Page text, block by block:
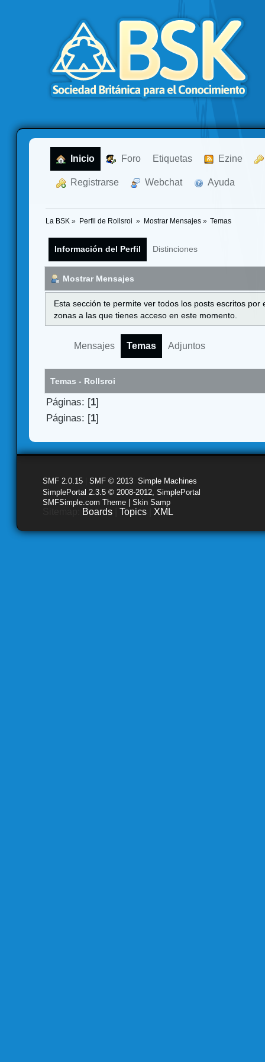
Inicio Foro Etiquetas Ezine
Registrarse Webchat Ayuda
La BSK » Perfil de Rollsroi » Mostrar Mensajes» Temas
Información del Perfil Distinciones
Mostrar Mensajes
Esta sección te permite ver todos los posts escritos
zonas a las que tienes acceso en este momento.
Mensajes Temas Adjuntos
Temas - Rollsroi
Páginas: [1]
Páginas: [1]
SMF 2.0.15 SMF © 2013 Simple Machines
SimplePortal 2.3.5 © 2008-2012, SimplePortal
SMFSimple.com Theme | Skin Samp
Boards Topics XML